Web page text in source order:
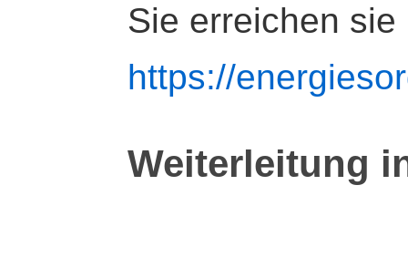
Sie erreichen sie
https://
Weiterleitung